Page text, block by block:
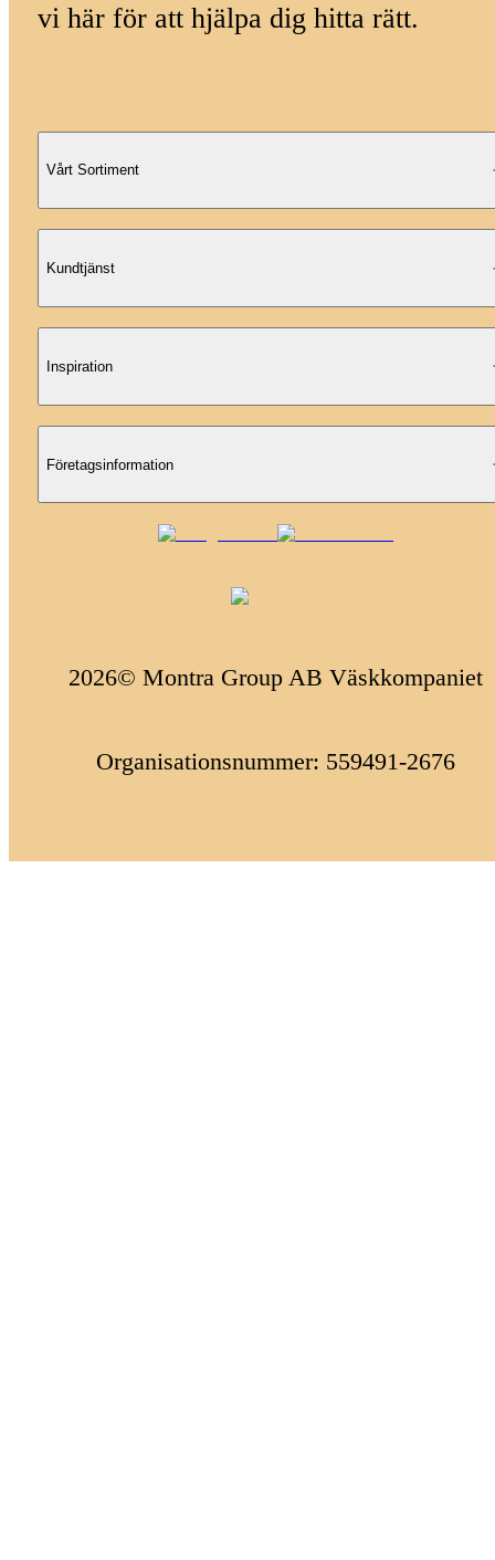
vi här för att hjälpa dig hitta rätt.
Vårt Sortiment
Kundtjänst
Inspiration
Företagsinformation
2026© Montra Group AB Väskkompaniet
Organisationsnummer: 559491-2676